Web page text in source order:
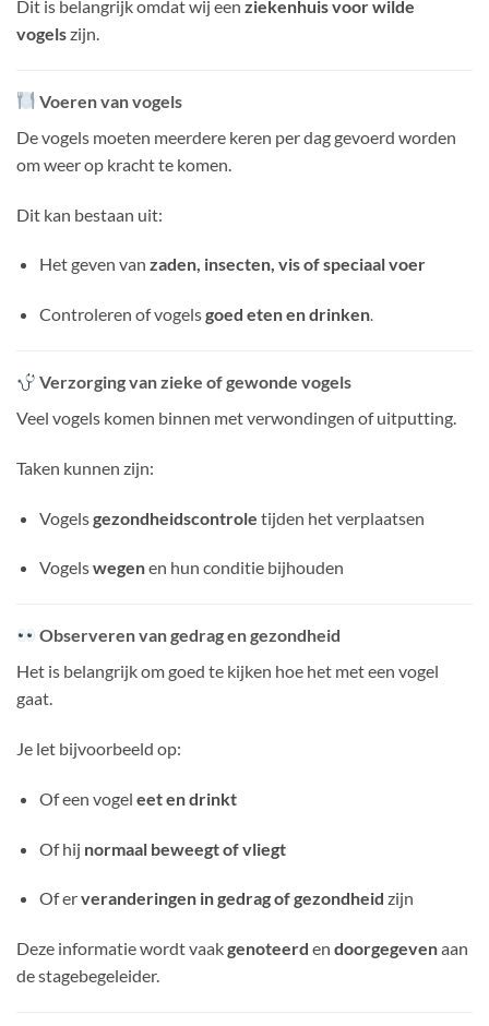
Dit is belangrijk omdat wij een ziekenhuis voor wilde
vogelszijn.
Voeren van vogels
De vogels moeten meerdere keren per dag gevoerd worden
om weer op kracht te komen.
Dit kan bestaan uit:
Het geven van zaden, insecten, vis of speciaal voer
Controleren of vogelsgoed eten en drinken.
Verzorging van zieke of gewonde vogels
Veel vogels komen binnen met verwondingen of uitputting.
Taken kunnen zijn:
Vogelsgezondheidscontrole tijden het verplaatsen
Vogelswegenen hun conditie bijhouden
Observeren van gedrag en gezondheid
Het is belangrijk om goed te kijken hoe het met een vogel
gaat.
Je let bijvoorbeeld op:
Of een vogel eet en drinkt
Of hij normaal beweegt of vliegt
Of erveranderingen in gedrag of gezondheid zijn
Deze informatie wordt vaakgenoteerd en doorgegevenaan
de stagebegeleider.